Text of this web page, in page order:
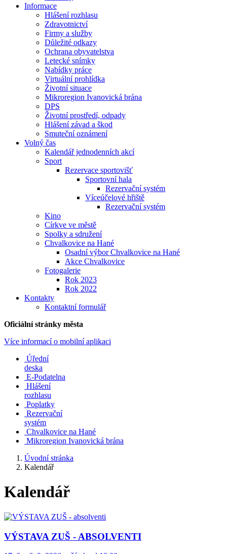
Informace
Hlášení rozhlasu
Zdravotnictví
Firmy a služby
Důležité odkazy
Ochrana obyvatelstva
Letecké snímky
Nabídky práce
Virtuální prohlídka
Životní situace
Mikroregion Ivanovická brána
DPS
Životní prostředí, odpady
Hlášení závad a škod
Smuteční oznámení
Volný čas
Kalendář jednodenních akcí
Sport
Rezervace sportovišť
Sportovní hala
Rezervační systém
Víceúčelové hřiště
Rezervační systém
Kino
Církve ve městě
Spolky a sdružení
Chvalkovice na Hané
Osadní výbor Chvalkovice na Hané
Akce Chvalkovice
Fotogalerie
Rok 2023
Rok 2022
Kontakty
Kontaktní formulář
Oficiální stránky města
Více informací o mobilní aplikaci
Úřední
deska
E-Podatelna
Hlášení
rozhlasu
Poplatky
Rezervační
systém
Chvalkovice na Hané
Mikroregion Ivanovická brána
Úvodní stránka
Kalendář
Kalendář
VÝSTAVA ZUŠ - ABSOLVENTI